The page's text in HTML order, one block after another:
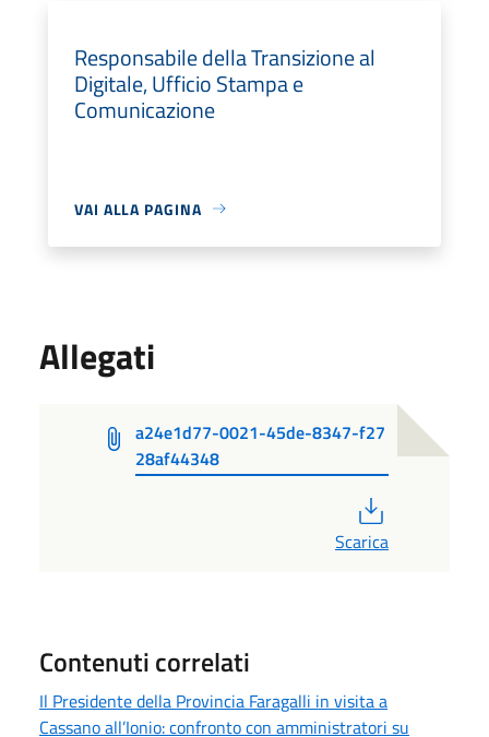
Responsabile della Transizione al
Digitale, Ufficio Stampa e
Comunicazione
VAI ALLA PAGINA
Allegati
a24e1d77-0021-45de-8347-f27
28af44348
Scarica
Contenuti correlati
Il Presidente della Provincia Faragalli in visita a
Cassano all’Ionio: confronto con amministratori su